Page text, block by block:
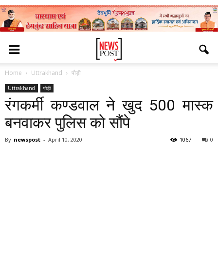
Home Uttrakhand पौड़ी
Uttrakhand पौड़ी
रंगकर्मी कण्डवाल ने खुद 500 मास्क
बनवाकर पुलिस को सौंपे
By newspost - April 10, 2020 0
1067